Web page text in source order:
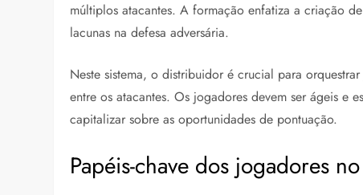
múltiplos atacantes. A formação enfatiza a criação
lacunas na defesa adversária.
Neste sistema, o distribuidor é crucial para
entre os atacantes. Os jogadores devem ser ágeis e
capitalizar sobre as oportunidades de pontuação.
Papéis-chave dos jogadores